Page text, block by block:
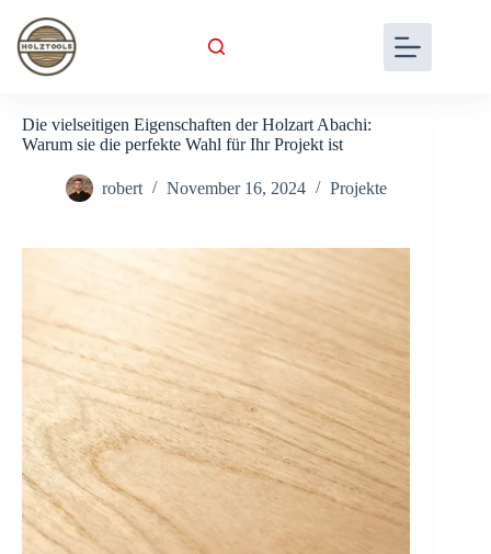
content
Die vielseitigen Eigenschaften der Holzart Abachi:
Warum sie die perfekte Wahl für Ihr Projekt ist
robert November 16, 2024 Projekte